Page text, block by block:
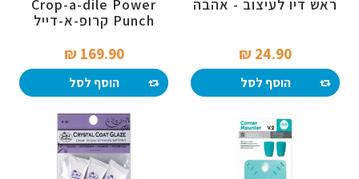
ראש דיו לעיצוב - אהבה
24.90 ₪‎
הוסף לסל
Crop-a-dile Power
Punch קרופ-א-דייל
169.90 ₪‎
הוסף לסל